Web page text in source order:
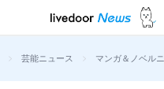
> 芸能ニュース > マンガ＆ノベル